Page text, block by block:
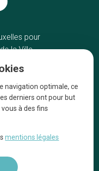
pour
la Ville
propos
parle de nous
navigation optimale, ce
derniers ont pour but
à des fins
mentions légales